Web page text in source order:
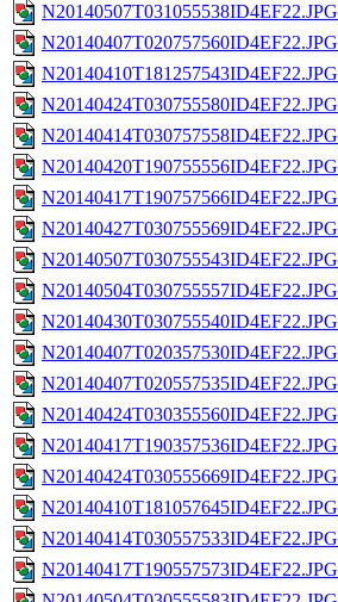
N20140507T031055538ID4EF22.JPG
N20140407T020757560ID4EF22.JPG
N20140410T181257543ID4EF22.JPG
N20140424T030755580ID4EF22.JPG
N20140414T030757558ID4EF22.JPG
N20140420T190755556ID4EF22.JPG
N20140417T190757566ID4EF22.JPG
N20140427T030755569ID4EF22.JPG
N20140507T030755543ID4EF22.JPG
N20140504T030755557ID4EF22.JPG
N20140430T030755540ID4EF22.JPG
N20140407T020357530ID4EF22.JPG
N20140407T020557535ID4EF22.JPG
N20140424T030355560ID4EF22.JPG
N20140417T190357536ID4EF22.JPG
N20140424T030555669ID4EF22.JPG
N20140410T181057645ID4EF22.JPG
N20140414T030557533ID4EF22.JPG
N20140417T190557573ID4EF22.JPG